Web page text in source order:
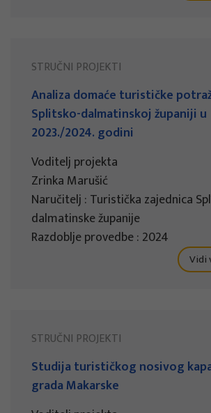
STRUČNI PROJEKTI
Analiza domaće turističke
Splitsko-dalmatinskoj županiji u
2023./2024. godini
Voditelj projekta
Zrinka Marušić
Naručitelj : Turistička zajednica
dalmatinske županije
Razdoblje provedbe : 2024
Vidi
STRUČNI PROJEKTI
Studija turističkog nosivog
grada Makarske